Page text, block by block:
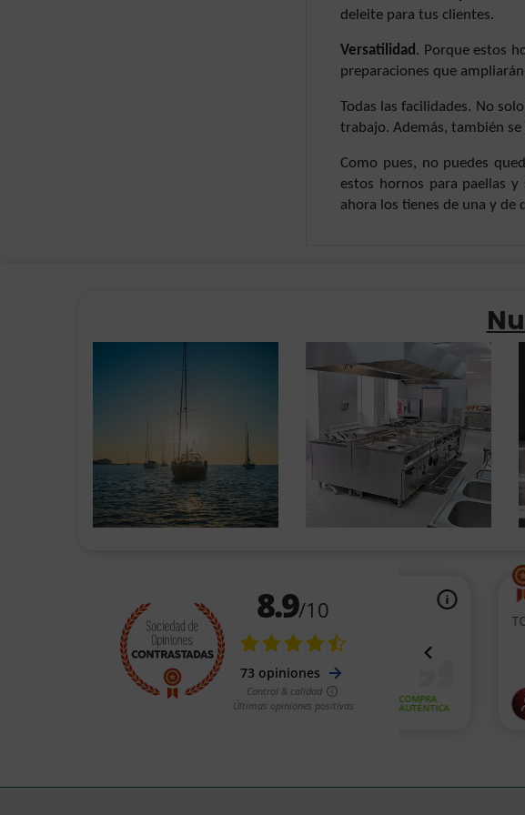
deleite para tus clientes.
Versatilidad . Porque estos
preparaciones que
Todas las facilidades. No
trabajo. Además, también
Como pues, no puedes
estos hornos para paellas
ahora los tienes de una y de